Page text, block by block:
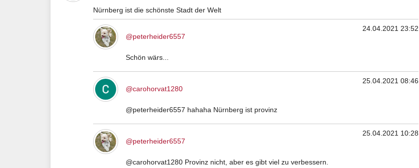
Nürnberg ist die schönste Stadt der Welt
24.04.2021 23:52
@peterheider6557
Schön wärs...
25.04.2021 08:46
@carohorvat1280
@peterheider6557 hahaha Nürnberg ist provinz
25.04.2021 10:28
@peterheider6557
@carohorvat1280 Provinz nicht, aber es gibt viel zu verbessern.